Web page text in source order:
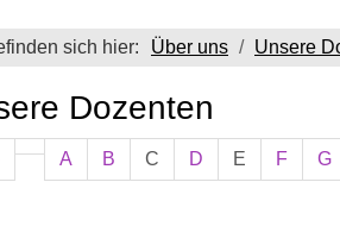
sich hier: Über uns Unsere
Dozenten
A B C D E F G